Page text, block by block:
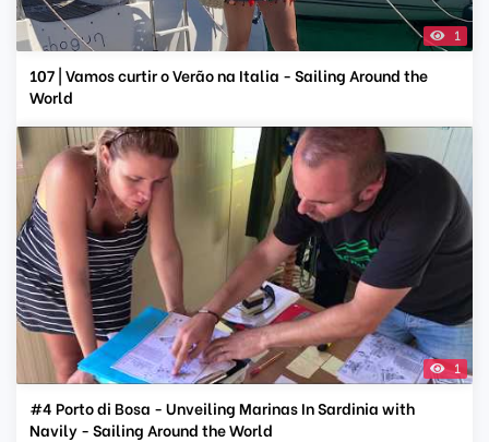
1
107 | Vamos curtir o Verão na Italia - Sailing Around the
World
1
#4 Porto di Bosa - Unveiling Marinas In Sardinia with
Navily - Sailing Around the World